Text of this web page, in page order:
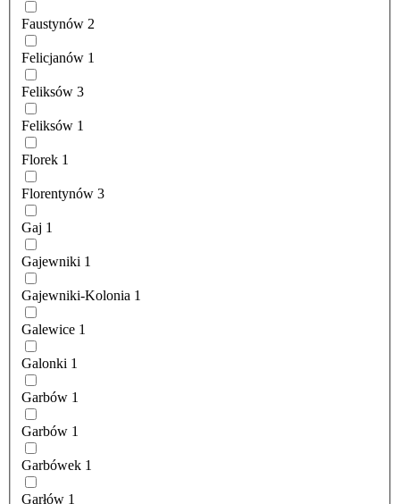
Faustynów 2
Felicjanów 1
Feliksów 3
Feliksów 1
Florek 1
Florentynów 3
Gaj 1
Gajewniki 1
Gajewniki-Kolonia 1
Galewice 1
Galonki 1
Garbów 1
Garbów 1
Garbówek 1
Garłów 1